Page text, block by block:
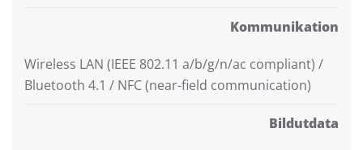
Kommunikation
Wireless LAN (IEEE 802.11 a/b/g/n/ac compliant) /
Bluetooth 4.1 / NFC (near-field communication)
Bildutdata